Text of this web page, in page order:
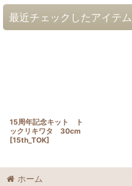
最近チェックしたアイテム
15周年記念キット ト
ックリキワタ 30cm
[15th_TOK]
ホーム